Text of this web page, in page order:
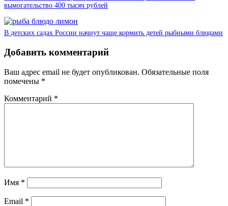
вымогательство 400 тысяч рублей
В детских садах России начнут чаще кормить детей рыбными блюдами
Добавить комментарий
Ваш адрес email не будет опубликован. Обязательные поля
помечены *
Комментарий *
Имя *
Email *